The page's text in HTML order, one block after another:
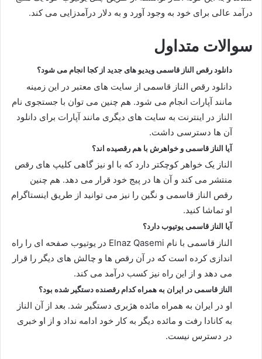
درآمد عالی برای خود به وجود آورد و به دلار درآمدزایی می کند.
سوالات متداول
دانلود رقص الناز قاسمی ویدیو های جدید از کجا انجام می شود؟
دانلود رقص الناز قاسمی از سایت های معتبر در این زمینه
مانند آپارات انجام می شود. هم چنین می توان با جستجوی نام
الناز در اینترنت به سایت های دیگری مانند آپارات برای دانلود
آن ها دسترسی داشت.
آیا الناز قاسمی و خواهرش با هم رقصیده اند؟
الناز یک خواهر کوچکتر دارد که با او نیز گاهی کلیپ های رقص
منتشر می کند و آن ها در پیج خود قرار می دهد. هم چنین
رقص الناز قاسمی و نگین را نیز می توانید از طریق اینستاگرام
او تماشا کنید.
آیا الناز قاسمی یوتیوب دارد؟
الناز قاسمی با نام Elnaz Qasemi در یوتیوب صفحه ای را راه
اندازی کرده است که در آن رقص ها و چالش های دیگر را قرار
می دهد و از این راه نیز کسب درآمد می کند.
الناز قاسمی در ایران به همراه کدام رقصنده دستگیر شده بود؟
او در ایران به همراه مائده هژبری دستگیر شد. بعد از آن الناز
به کانادا رفت و مائده دیگر به کار خود ادامه نداد و از او خبری
در دسترس نیست.